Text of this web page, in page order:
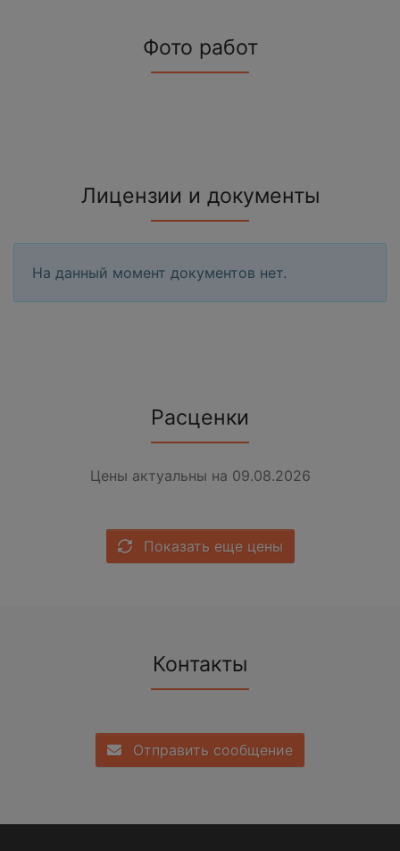
Фото работ
Лицензии и документы
На данный момент документов нет.
Расценки
Цены актуальны на 09.08.2026
Показать еще цены
Контакты
Отправить сообщение